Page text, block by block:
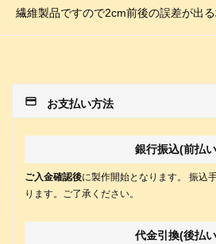
繊維製品ですので2cm前後の誤差が出る
payment お支払い方法
銀行振込(前払
ご入金確認後に製作開始となります。 振込
ります。ご了承ください。
代金引換(後払